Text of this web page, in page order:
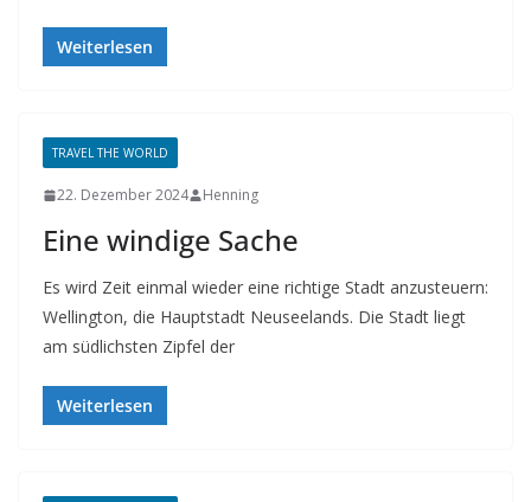
Weiterlesen
TRAVEL THE WORLD
22. Dezember 2024 Henning
Eine windige Sache
Es wird Zeit einmal wieder eine richtige Stadt anzusteuern:
Wellington, die Hauptstadt Neuseelands. Die Stadt liegt
am südlichsten Zipfel der
Weiterlesen